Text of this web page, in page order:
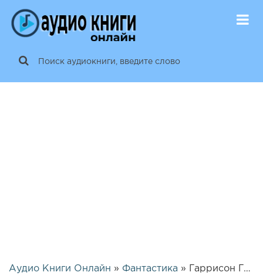
Аудио Книги Онлайн » Фантастика » Гаррисон Гарри – Заря бесконечной ночи | 25935